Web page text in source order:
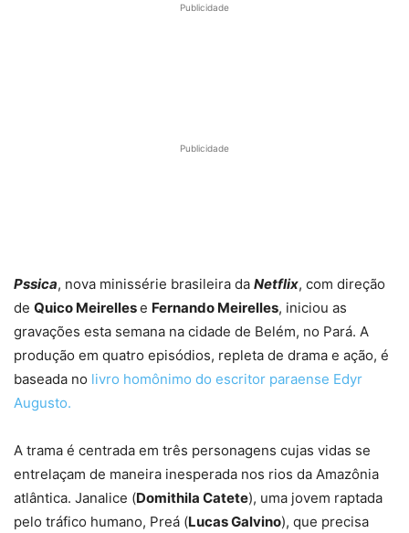
Publicidade
Publicidade
Pssica, nova minissérie brasileira da Netflix, com direção
de Quico Meirellese Fernando Meirelles, iniciou as
gravações esta semana na cidade de Belém, no Pará. A
produção em quatro episódios, repleta de drama e ação, é
baseada no livro homônimo do escritor paraense Edyr
Augusto.
A trama é centrada em três personagens cujas vidas se
entrelaçam de maneira inesperada nos rios da Amazônia
atlântica. Janalice (Domithila Catete), uma jovem raptada
pelo tráfico humano, Preá (Lucas Galvino), que precisa